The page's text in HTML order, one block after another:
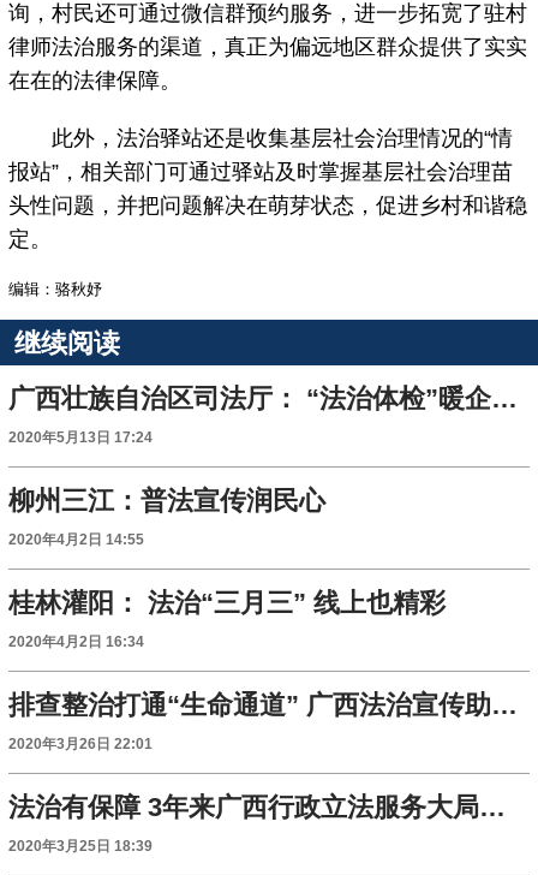
询，村民还可通过微信群预约服务，进一步拓宽了驻村
律师法治服务的渠道，真正为偏远地区群众提供了实实
在在的法律保障。
此外，法治驿站还是收集基层社会治理情况的“情
报站”，相关部门可通过驿站及时掌握基层社会治理苗
头性问题，并把问题解决在萌芽状态，促进乡村和谐稳
定。
编辑：骆秋妤
继续阅读
广西壮族自治区司法厅： “法治体检”暖企惠民
2020年5月13日 17:24
柳州三江：普法宣传润民心
2020年4月2日 14:55
桂林灌阳： 法治“三月三” 线上也精彩
2020年4月2日 16:34
排查整治打通“生命通道” 广西法治宣传助力复工复产
2020年3月26日 22:01
法治有保障 3年来广西行政立法服务大局稳步发展
2020年3月25日 18:39